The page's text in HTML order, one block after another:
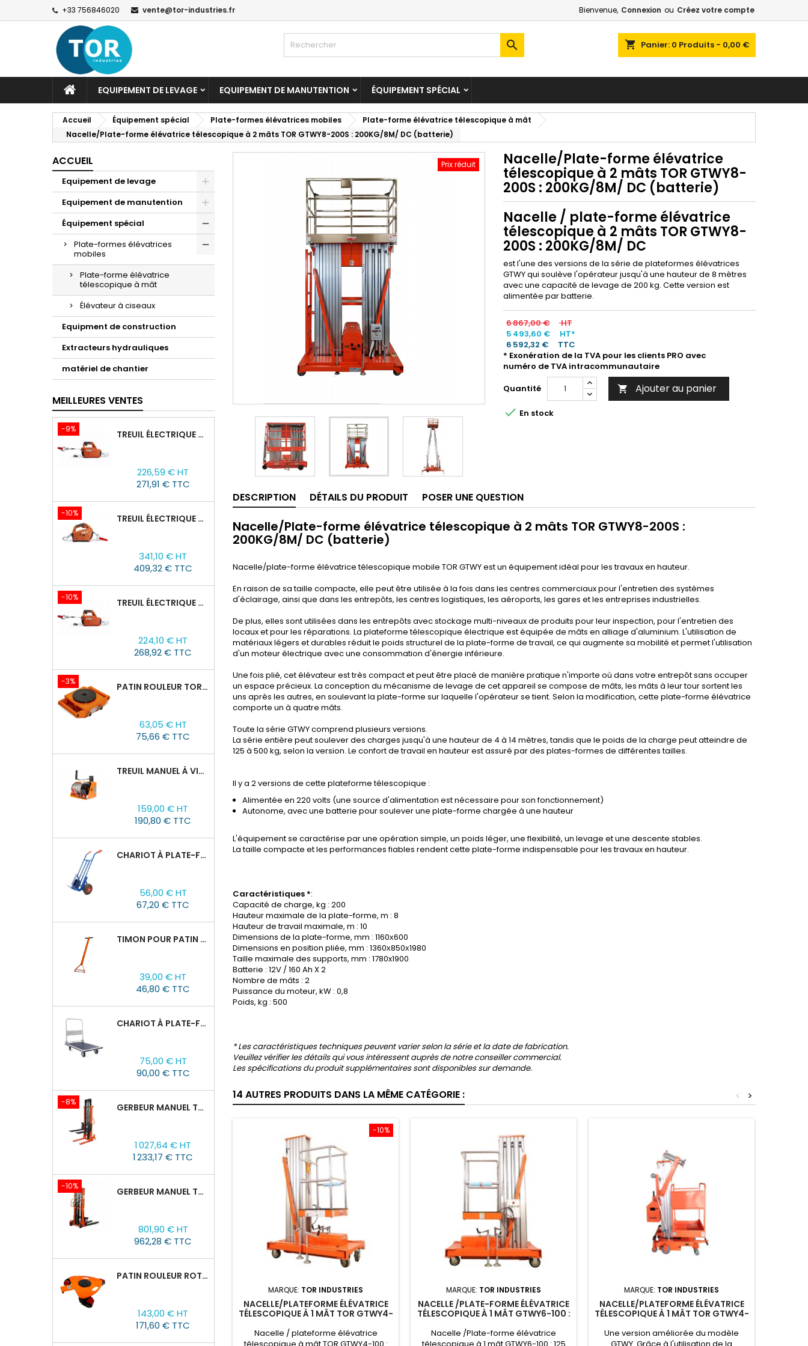
+33 756846020 vente@tor-industries.fr Bienvenue, Connexion ou Créez votre compte
shopping_cart Panier: 0 Produits - 0,00 €

EQUIPEMENT DE LEVAGE EQUIPEMENT DE MANUTENTION ÉQUIPEMENT SPÉCIAL
Accueil Équipement spécial Plate-formes élévatrices mobiles
Plate-forme élévatrice télescopique à mât
Nacelle/Plate-forme élévatrice télescopique à 2 mâts TOR GTWY8-200S : 200KG/8M/ DC (batterie)
ACCUEIL
Equipement de levage
Equipement de manutention
Équipement spécial
Plate-formes élévatrices
mobiles
Plate-forme élévatrice
télescopique à mât
Élévateur à ciseaux
Equipment de construction
Extracteurs hydrauliques
matériel de chantier
MEILLEURES VENTES
-9% TREUIL ÉLECTRIQUE PORTABLE AVEC TÉLÉCOMMANDE TOR SQ-02-450KG/4.6M
base
226,59 € HT
271,91 € TTC
-10% TREUIL ÉLECTRIQUE PORTABLE À BATTERIE TOR SQ-05-450KG/4.6M
base
341,10 € HT
409,32 € TTC
-10% TREUIL ÉLECTRIQUE PORTABLE AVEC TÉLÉCOMMANDE TOR SQ-04-250KG/8M
base
224,10 € HT
268,92 € TTC
-3% PATIN ROULEUR TOR CRA-4 : 6T
base
63,05 € HT
75,66 € TTC
TREUIL MANUEL À VIS SANS FIN VS500, 0,5TX25M
159,00 € HT
190,80 € TTC
CHARIOT À PLATE-FORME TOR HT 300
56,00 € HT
67,20 € TTC
TIMON POUR PATIN ROULEUR CRA-4/6/8
39,00 € HT
46,80 € TTC
CHARIOT À PLATE-FORME TOR PH 300KG
75,00 € HT
90,00 € TTC
-8% GERBEUR MANUEL TOR CTY-EH 2T/3M FOURCHES RÉGLABLES 320-770MM
base
1 027,64 € HT
1 233,17 € TTC
-10% GERBEUR MANUEL TOR CTY-EH 1,5T/1,6M FOURCHES RÉGLABLES 320-770 MM
base
801,90 € HT
962,28 € TTC
PATIN ROULEUR ROTATIVE WCRP-5, CAPACITÉ DE CHARGE 4T
143,00 € HT
171,60 € TTC
Prix réduit Nacelle/Plate-forme élévatrice
télescopique à 2 mâts TOR GTWY8-
200S : 200KG/8M/ DC (batterie)
Nacelle / plate-forme élévatrice
télescopique à 2 mâts TOR GTWY8-
200S : 200KG/8M/ DC
est l'une des versions de la série de plateformes élévatrices
GTWY qui soulève l'opérateur jusqu'à une hauteur de 8 mètres
avec une capacité de levage de 200 kg. Cette version est
alimentée par batterie.
6 867,00 €
HT
5 493,60 €
HT*
6 592,32 €
TTC
* Exonération de la TVA pour les clients PRO avec
numéro de TVA intracommunautaire
Quantité
 Ajouter au panier
 En stock
DESCRIPTION DÉTAILS DU PRODUIT POSER UNE QUESTION
Nacelle/Plate-forme élévatrice télescopique à 2 mâts TOR GTWY8-200S :
200KG/8M/ DC (batterie)
Nacelle/plate-forme élévatrice télescopique mobile TOR GTWY est un équipement idéal pour les travaux en hauteur.
En raison de sa taille compacte, elle peut être utilisée à la fois dans les centres commerciaux pour l'entretien des systèmes
d'éclairage, ainsi que dans les entrepôts, les centres logistiques, les aéroports, les gares et les entreprises industrielles.
De plus, elles sont utilisées dans les entrepôts avec stockage multi-niveaux de produits pour leur inspection, pour l'entretien des
locaux et pour les réparations. La plateforme télescopique électrique est équipée de mâts en alliage d'aluminium. L'utilisation de
matériaux légers et durables réduit le poids structurel de la plate-forme de travail, ce qui augmente sa mobilité et permet l'utilisation
d'un moteur électrique avec une consommation d'énergie inférieure.
Une fois plié, cet élévateur est très compact et peut être placé de manière pratique n'importe où dans votre entrepôt sans occuper
un espace précieux. La conception du mécanisme de levage de cet appareil se compose de mâts, les mâts à leur tour sortent les
uns après les autres, en soulevant la plate-forme sur laquelle l'opérateur se tient. Selon la modification, cette plate-forme élévatrice
comporte un à quatre mâts.
Toute la série GTWY comprend plusieurs versions.
La série entière peut soulever des charges jusqu'à une hauteur de 4 à 14 mètres, tandis que le poids de la charge peut atteindre de
125 à 500 kg, selon la version. Le confort de travail en hauteur est assuré par des plates-formes de différentes tailles.
Il y a 2 versions de cette plateforme télescopique :
Alimentée en 220 volts (une source d'alimentation est nécessaire pour son fonctionnement)
Autonome, avec une batterie pour soulever une plate-forme chargée à une hauteur
L'équipement se caractérise par une opération simple, un poids léger, une flexibilité, un levage et une descente stables.
La taille compacte et les performances fiables rendent cette plate-forme indispensable pour les travaux en hauteur.
Caractéristiques *:
Capacité de charge, kg : 200
Hauteur maximale de la plate-forme, m : 8
Hauteur de travail maximale, m : 10
Dimensions de la plate-forme, mm : 1160х600
Dimensions en position pliée, mm : 1360х850х1980
Taille maximale des supports, mm : 1780x1900
Batterie : 12V / 160 Ah X 2
Nombre de mâts : 2
Puissance du moteur, kW : 0,8
Poids, kg : 500
* Les caractéristiques techniques peuvent varier selon la série et la date de fabrication.
Veuillez vérifier les détails qui vous intéressent auprès de notre conseiller commercial.
Les spécifications du produit supplémentaires sont disponibles sur demande.
14 AUTRES PRODUITS DANS LA MÊME CATÉGORIE : >
<
-10%
MARQUE: TOR INDUSTRIES
NACELLE/PLATEFORME ÉLÉVATRICE
TÉLESCOPIQUE À 1 MÂT TOR GTWY4-
Nacelle / plateforme élévatrice
MARQUE: TOR INDUSTRIES
NACELLE /PLATE-FORME ÉLÉVATRICE
TÉLESCOPIQUE À 1 MÂT GTWY6-100 :
Nacelle /Plate-forme élévatrice
MARQUE: TOR INDUSTRIES
NACELLE/PLATEFORME ÉLÉVATRICE
TÉLESCOPIQUE À 1 MÂT TOR GTWY4-
VERSION AMÉLIORÉE
Une version améliorée du modèle